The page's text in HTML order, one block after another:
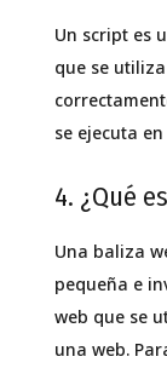
Un script es
que se
se ejecuta
4. ¿Qué
Una baliza
pequeña e
web que se
una web.